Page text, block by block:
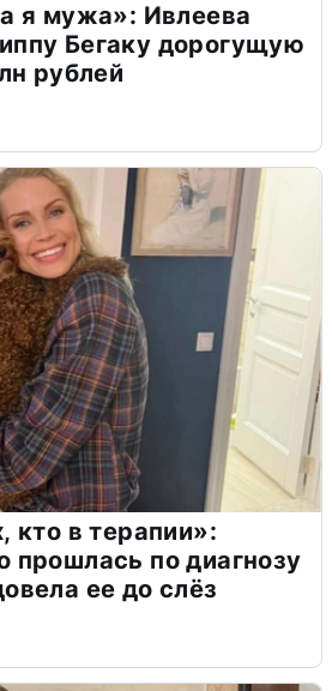
я мужа»: Ивлеева
Бегаку дорогущую
рублей
кто в терапии»:
прошлась по диагнозу
ее до слёз